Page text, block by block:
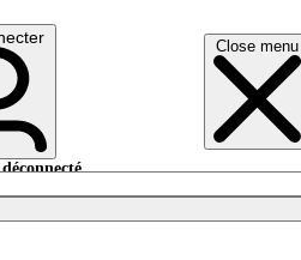
Close menu